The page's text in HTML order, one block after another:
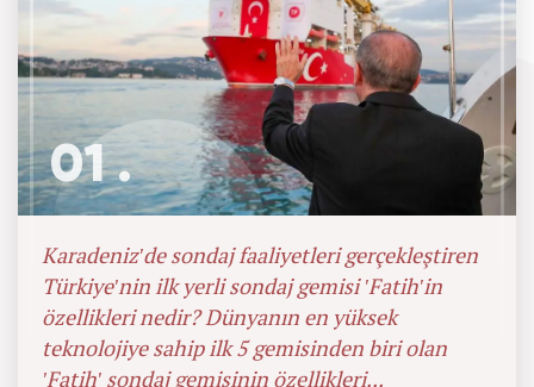
01 .
Karadeniz'de sondaj faaliyetleri gerçekleştiren
Türkiye'nin ilk yerli sondaj gemisi 'Fatih'in
özellikleri nedir? Dünyanın en yüksek
teknolojiye sahip ilk 5 gemisinden biri olan
'Fatih' sondaj gemisinin özellikleri...